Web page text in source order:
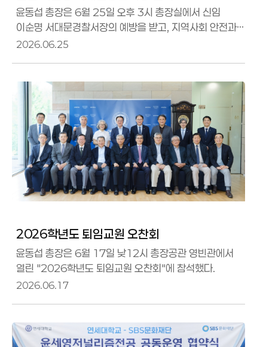
윤동섭 총장은 6월 25일 오후 3시 총장실에서 신임
이순명 서대문경찰서장의 예방을 받고, 지역사회 안전과
협력 방안 등에 대해 환담을 나눴다.
2026.06.25
2026학년도 퇴임교원 오찬회
윤동섭 총장은 6월 17일 낮12시 총장공관 영빈관에서
열린 "2026학년도 퇴임교원 오찬회"에 참석했다.
2026.06.17